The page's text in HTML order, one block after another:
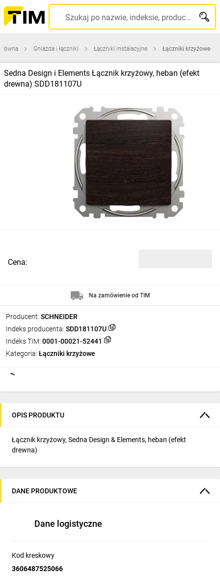
Szukaj po nazwie, indeksie, producencie, kodzie kreskowym...
Gniazda i łączniki Łączniki instalacyjne Łączniki krzyżowe
Sedna Design i Elements Łącznik krzyżowy, heban (efekt
drewna) SDD181107U
Producent: SCHNEIDER
Indeks producenta: SDD181107U
Indeks TIM: 0001-00021-52441
Kategoria: Łączniki krzyżowe
Cena:
Na zamówienie od TIM
OPIS PRODUKTU
Łącznik krzyżowy, Sedna Design & Elements, heban (efekt
drewna)
DANE PRODUKTOWE
Dane logistyczne
Kod kreskowy
3606487525066